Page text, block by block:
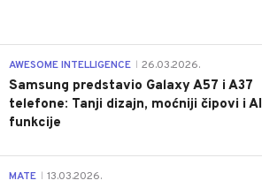
AWESOME INTELLIGENCE 26.03.2026.
Samsung predstavio Galaxy A57 i A37
telefone: Tanji dizajn, moćniji čipovi i AI
funkcije
MATE 13.03.2026.